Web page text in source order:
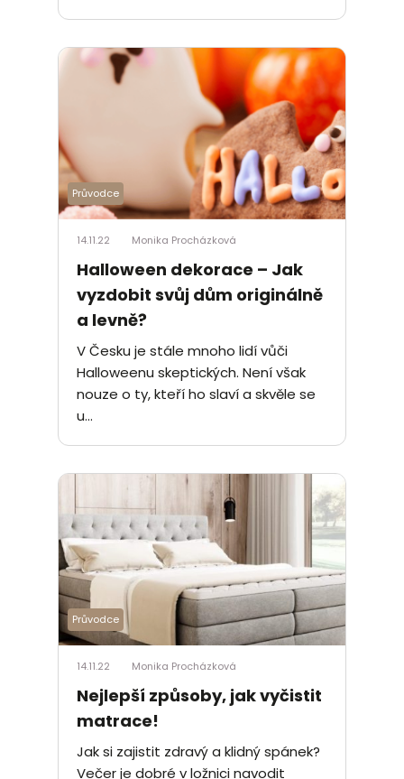
Průvodce
14.11.22 Monika Procházková
Halloween dekorace – Jak
vyzdobit svůj dům originálně
a levně?
V Česku je stále mnoho lidí vůči
Halloweenu skeptických. Není však
nouze o ty, kteří ho slaví a skvěle se
u...
Průvodce
14.11.22 Monika Procházková
Nejlepší způsoby, jak vyčistit
matrace!
Jak si zajistit zdravý a klidný spánek?
Večer je dobré v ložnici navodit